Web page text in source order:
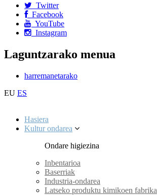
Twitter
Facebook
YouTube
Instagram
Laguntzarako menua
harremanetarako
EU ES
Hasiera
Kultur ondarea
Ondare higiezina
Inbentarioa
Baserriak
Industria-ondarea
Latseko produktu kimikoen fabrika